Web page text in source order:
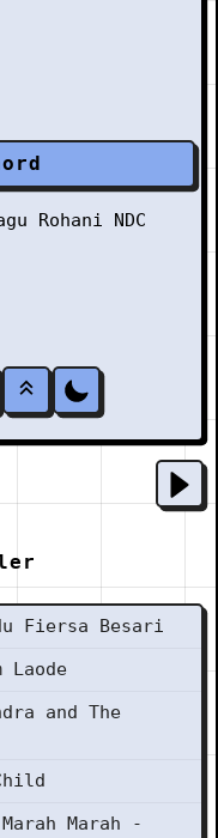
Rohani
NDC
Fiersa Besari
Laode
and The
Marah -